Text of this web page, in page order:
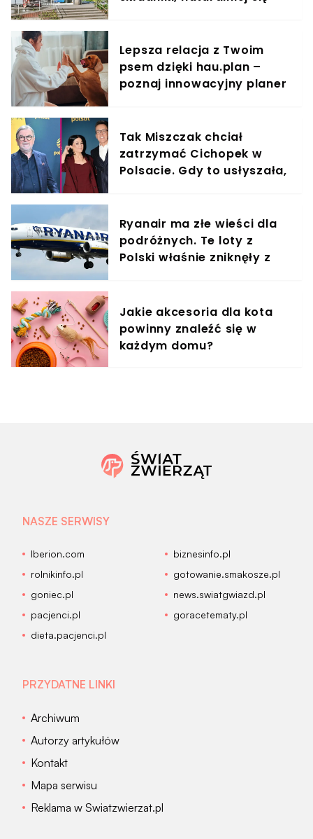
Lepsza relacja z Twoim
psem dzięki hau.plan –
poznaj innowacyjny planer
Tak Miszczak chciał
zatrzymać Cichopek w
Polsacie. Gdy to usłyszała,
Ryanair ma złe wieści dla
podróżnych. Te loty z
Polski właśnie zniknęły z
Jakie akcesoria dla kota
powinny znaleźć się w
każdym domu?
NASZE SERWISY
Iberion.com
biznesinfo.pl
rolnikinfo.pl
gotowanie.smakosze.pl
goniec.pl
news.swiatgwiazd.pl
pacjenci.pl
goracetematy.pl
dieta.pacjenci.pl
PRZYDATNE LINKI
Archiwum
Autorzy artykułów
Kontakt
Mapa serwisu
Reklama w Swiatzwierzat.pl